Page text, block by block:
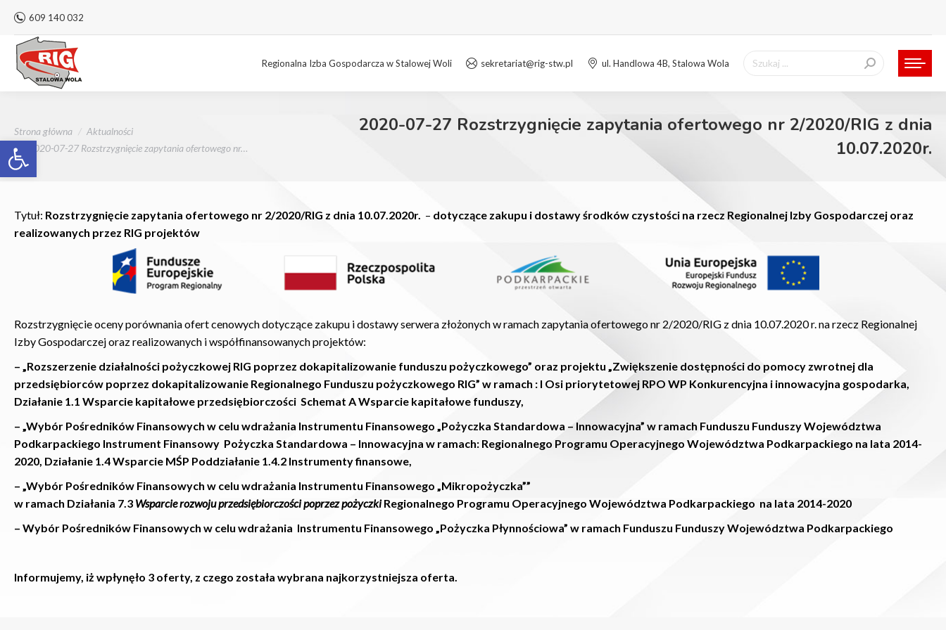
Otwórz pasek narzędzi
609 140 032
Regionalna Izba Gospodarcza w Stalowej Woli sekretariat@rig-stw.pl ul. Handlowa 4B, Stalowa Wola Szukaj:
Jesteś tutaj:
Strona główna
Aktualności
2020-07-27 Rozstrzygnięcie zapytania ofertowego nr…
2020-07-27 Rozstrzygnięcie zapytania ofertowego nr 2/2020/RIG z dnia
10.07.2020r.
Tytuł: Rozstrzygnięcie zapytania ofertowego nr 2/2020/RIG z dnia 10.07.2020r. – dotyczące zakupu i dostawy środków czystości na rzecz Regionalnej Izby Gospodarczej oraz
realizowanych przez RIG projektów
Rozstrzygnięcie oceny porównania ofert cenowych dotyczące zakupu i dostawy serwera złożonych w ramach zapytania ofertowego nr 2/2020/RIG z dnia 10.07.2020 r. na rzecz Regionalnej
Izby Gospodarczej oraz realizowanych i współfinansowanych projektów:
– „Rozszerzenie działalności pożyczkowej RIG poprzez dokapitalizowanie funduszu pożyczkowego” oraz projektu „Zwiększenie dostępności do pomocy zwrotnej dla
przedsiębiorców poprzez dokapitalizowanie Regionalnego Funduszu pożyczkowego RIG” w ramach : I Osi priorytetowej RPO WP Konkurencyjna i innowacyjna gospodarka,
Działanie 1.1 Wsparcie kapitałowe przedsiębiorczości Schemat A Wsparcie kapitałowe funduszy,
– „Wybór Pośredników Finansowych w celu wdrażania Instrumentu Finansowego „Pożyczka Standardowa – Innowacyjna” w ramach Funduszu Funduszy Województwa
Podkarpackiego Instrument Finansowy Pożyczka Standardowa – Innowacyjna w ramach: Regionalnego Programu Operacyjnego Województwa Podkarpackiego na lata 2014-
2020, Działanie 1.4 Wsparcie MŚP Poddziałanie 1.4.2 Instrumenty finansowe,
– „Wybór Pośredników Finansowych w celu wdrażania Instrumentu Finansowego „Mikropożyczka””
w ramach Działania 7.3 Wsparcie rozwoju przedsiębiorczości poprzez pożyczkiRegionalnego Programu Operacyjnego Województwa Podkarpackiego na lata 2014-2020
– Wybór Pośredników Finansowych w celu wdrażania Instrumentu Finansowego „Pożyczka Płynnościowa” w ramach Funduszu Funduszy Województwa Podkarpackiego
Informujemy, iż wpłynęło 3 oferty, z czego została wybrana najkorzystniejsza oferta.